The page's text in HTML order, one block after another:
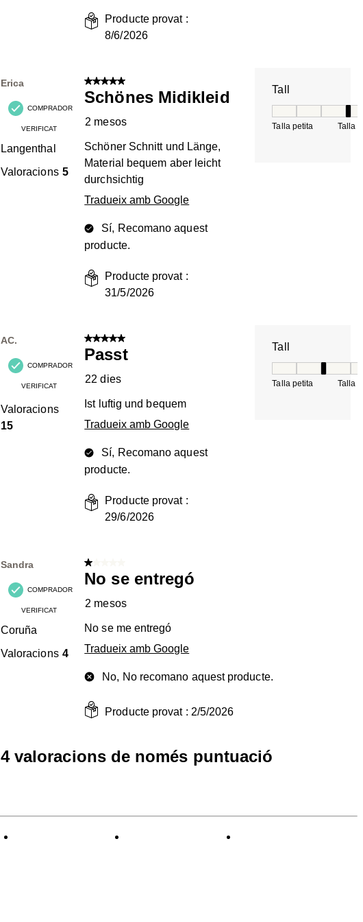
Producte provat :
8/6/2026
Erica
COMPRADOR
VERIFICAT
Langenthal
Valoracions 5
5 de 5 estrelles.
Schönes Midikleid
2 mesos
Schöner Schnitt und Länge,
Material bequem aber leicht
durchsichtig
Tradueix amb Google
Sí, Recomano aquest
producte.
Producte provat :
31/5/2026
Tall
Talla petita Talla
AC.
COMPRADOR
VERIFICAT
Valoracions
15
5 de 5 estrelles.
Passt
22 dies
Ist luftig und bequem
Tradueix amb Google
Sí, Recomano aquest
producte.
Producte provat :
29/6/2026
Tall
Talla petita Talla
Sandra
COMPRADOR
VERIFICAT
Coruña
Valoracions 4
1 de 5 estrelles.
No se entregó
2 mesos
No se me entregó
Tradueix amb Google
No, No recomano aquest producte.
Producte provat : 2/5/2026
4 valoracions de només puntuació